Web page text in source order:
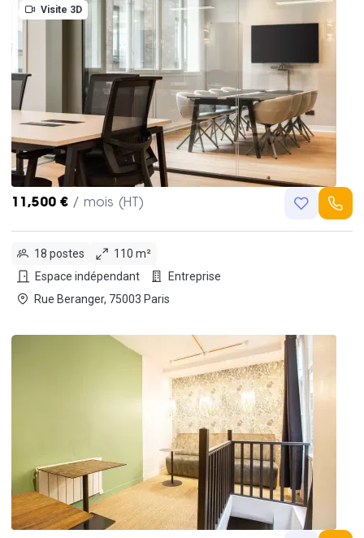
Visite 3D
11,500 € / mois (HT)
18 postes
110 m²
Espace indépendant
Entreprise
Rue Beranger, 75003 Paris